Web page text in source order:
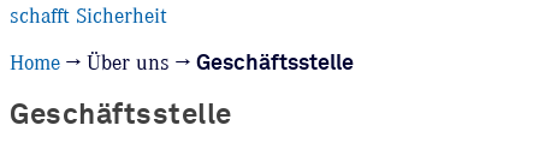
schafft Sicherheit
Home → Über uns → Geschäftsstelle
Geschäftsstelle